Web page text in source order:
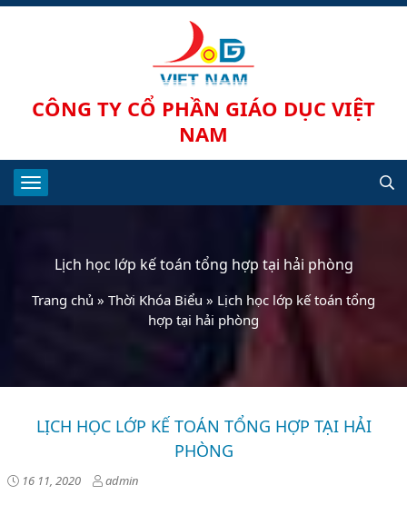
CÔNG TY CỔ PHẦN GIÁO DỤC VIỆT
NAM
Lịch học lớp kế toán tổng hợp tại hải phòng
Trang chủ » Thời Khóa Biểu » Lịch học lớp kế toán tổng
hợp tại hải phòng
LỊCH HỌC LỚP KẾ TOÁN TỔNG HỢP TẠI HẢI
PHÒNG
16 11, 2020 admin